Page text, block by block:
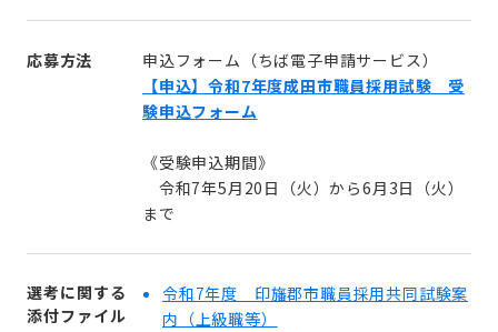
応募方法
申込フォーム（ちば電子申請サービス）
【申込】令和7年度成田市職員採用試験 受
験申込フォーム
《受験申込期間》
令和7年5月20日（火）から6月3日（火）
まで
選考に関する
添付ファイル
令和7年度 印旛郡市職員採用共同試験案
内（上級職等）